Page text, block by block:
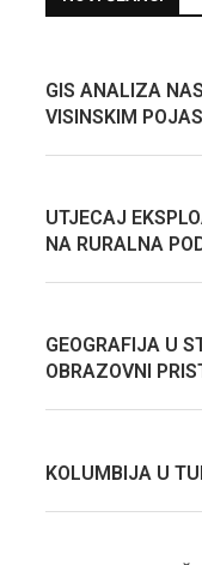
GIS ANALIZA
VISINSKIM
UTJECAJ
NA RURALNA
GEOGRAFIJA U
OBRAZOVNI
KOLUMBIJA U